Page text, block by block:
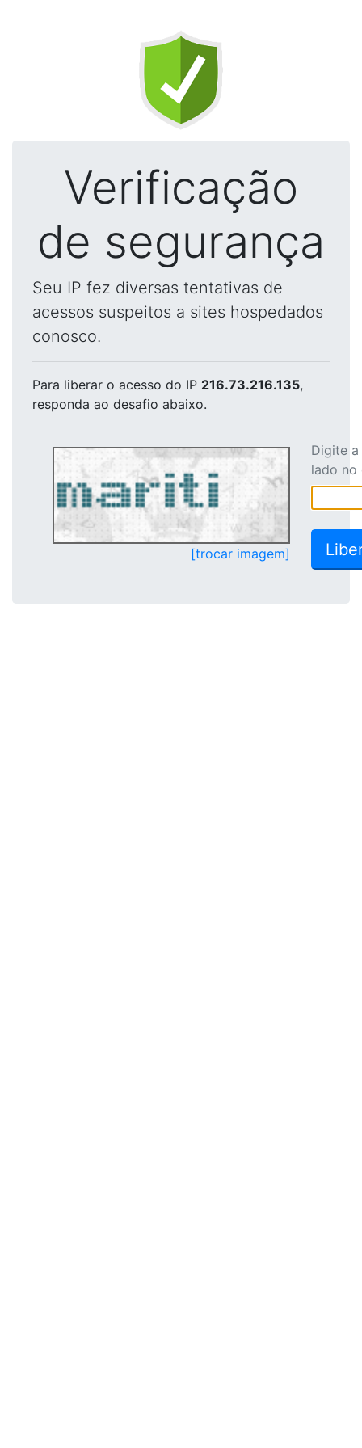
Verificação
de segurança
Seu IP fez diversas tentativas de
acessos suspeitos a sites hospedados
conosco.
Para liberar o acesso do IP 216.73.216.135,
responda ao desafio abaixo.
[trocar imagem]
Digite
lado no